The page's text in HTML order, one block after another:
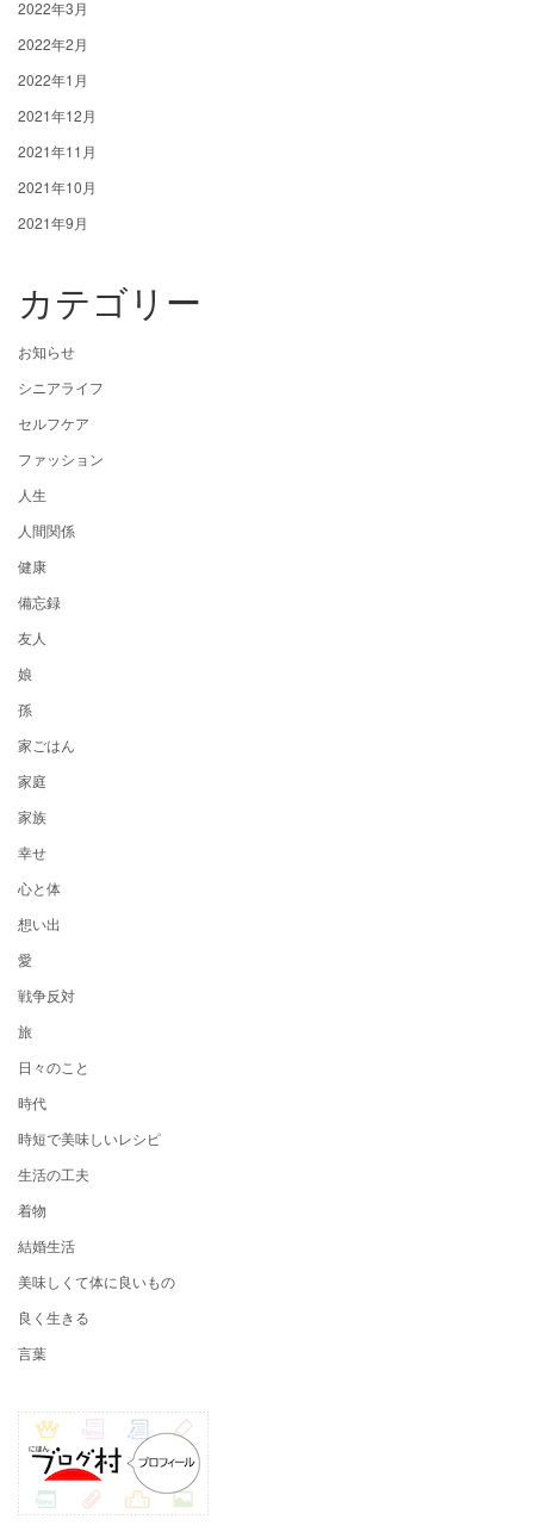
2022年3月
2022年2月
2022年1月
2021年12月
2021年11月
2021年10月
2021年9月
カテゴリー
お知らせ
シニアライフ
セルフケア
ファッション
人生
人間関係
健康
備忘録
友人
娘
孫
家ごはん
家庭
家族
幸せ
心と体
想い出
愛
戦争反対
旅
日々のこと
時代
時短で美味しいレシピ
生活の工夫
着物
結婚生活
美味しくて体に良いもの
良く生きる
言葉